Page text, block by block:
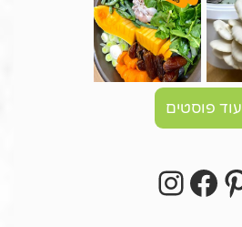
עוד פוסטים
Pinterest
Facebook